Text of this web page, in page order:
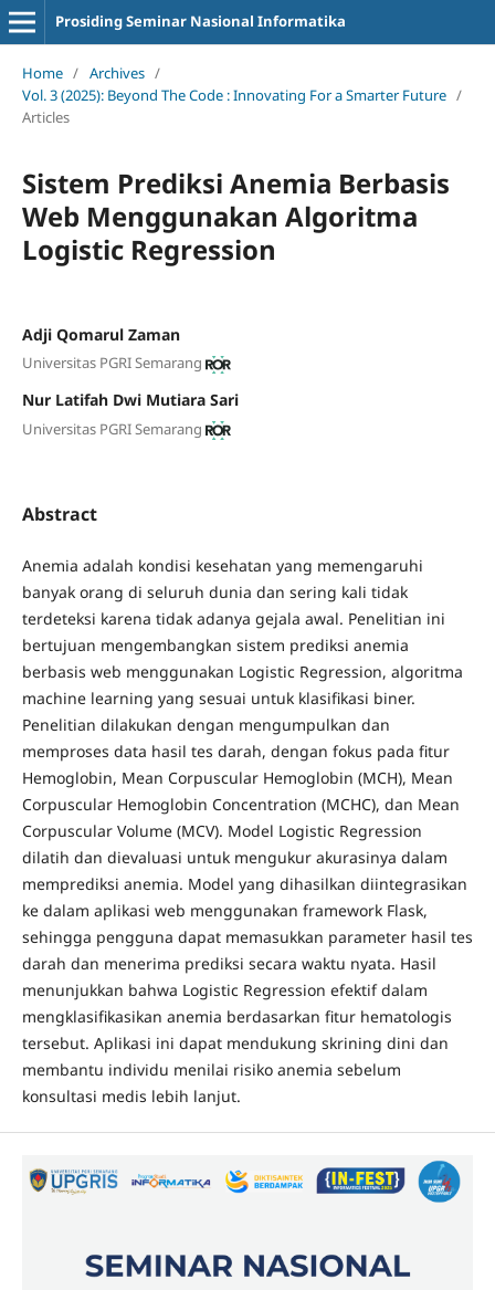
Prosiding Seminar Nasional Informatika
Home / Archives /
Vol. 3 (2025): Beyond The Code : Innovating For a Smarter Future /
Articles
Sistem Prediksi Anemia Berbasis
Web Menggunakan Algoritma
Logistic Regression
Adji Qomarul Zaman
Universitas PGRI Semarang
Nur Latifah Dwi Mutiara Sari
Universitas PGRI Semarang
Abstract
Anemia adalah kondisi kesehatan yang memengaruhi
banyak orang di seluruh dunia dan sering kali tidak
terdeteksi karena tidak adanya gejala awal. Penelitian ini
bertujuan mengembangkan sistem prediksi anemia
berbasis web menggunakan Logistic Regression, algoritma
machine learning yang sesuai untuk klasifikasi biner.
Penelitian dilakukan dengan mengumpulkan dan
memproses data hasil tes darah, dengan fokus pada fitur
Hemoglobin, Mean Corpuscular Hemoglobin (MCH), Mean
Corpuscular Hemoglobin Concentration (MCHC), dan Mean
Corpuscular Volume (MCV). Model Logistic Regression
dilatih dan dievaluasi untuk mengukur akurasinya dalam
memprediksi anemia. Model yang dihasilkan diintegrasikan
ke dalam aplikasi web menggunakan framework Flask,
sehingga pengguna dapat memasukkan parameter hasil tes
darah dan menerima prediksi secara waktu nyata. Hasil
menunjukkan bahwa Logistic Regression efektif dalam
mengklasifikasikan anemia berdasarkan fitur hematologis
tersebut. Aplikasi ini dapat mendukung skrining dini dan
membantu individu menilai risiko anemia sebelum
konsultasi medis lebih lanjut.